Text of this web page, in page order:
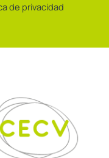
de privacidad